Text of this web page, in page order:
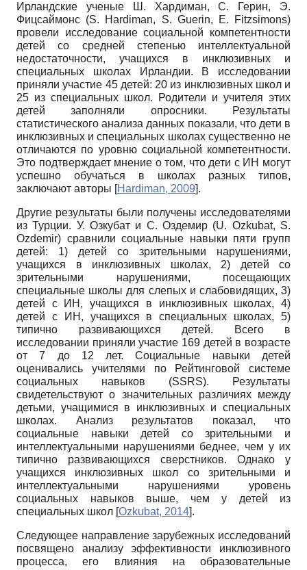
Ирландские ученые Ш. Хардиман, С. Герин, Э.
Фицсаймонс (S. Hardiman, S. Guerin, E. Fitzsimons)
провели исследование социальной компетентности
детей со средней степенью интеллектуальной
недостаточности, учащихся в инклюзивных и
специальных школах Ирландии. В исследовании
приняли участие 45 детей: 20 из инклюзивных школ и
25 из специальных школ. Родители и учителя этих
детей заполняли опросники. Результаты
статистического анализа данных показали, что дети в
инклюзивных и специальных школах существенно не
отличаются по уровню социальной компетентности.
Это подтверждает мнение о том, что дети с ИН могут
успешно обучаться в школах разных типов,
заключают авторы [Hardiman, 2009].
Другие результаты были получены исследователями
из Турции. У. Озкубат и С. Оздемир (U. Ozkubat, S.
Ozdemir) сравнили социальные навыки пяти групп
детей: 1) детей со зрительными нарушениями,
учащихся в инклюзивных школах, 2) детей со
зрительными нарушениями, посещающих
специальные школы для слепых и слабовидящих, 3)
детей с ИН, учащихся в ин­клюзивных школах, 4)
детей с ИН, учащихся в специальных школах, 5)
типично развивающихся детей. Всего в
исследовании приняли участие 169 детей в возрасте
от 7 до 12 лет. Социальные навыки детей
оценивались учителями по Рейтинговой системе
социальных навыков (SSRS).
Результаты
свидетельствуют о значительных различиях между
детьми, учащимися в ин­клюзивных и специальных
школах. Анализ результатов показал, что
социальные навыки детей со зрительными и
интеллектуальными нарушениями беднее, чем у их
типично развивающихся сверстников. Однако у
учащихся инклюзивных школ со зрительными и
интеллектуальными нарушениями уровень
социальных навыков выше, чем у детей из
специальных школ [Ozkubat, 2014].
Следующее направление зарубежных исследований
посвящено анализу эффективности инклюзивного
процесса, его влияния на образовательные